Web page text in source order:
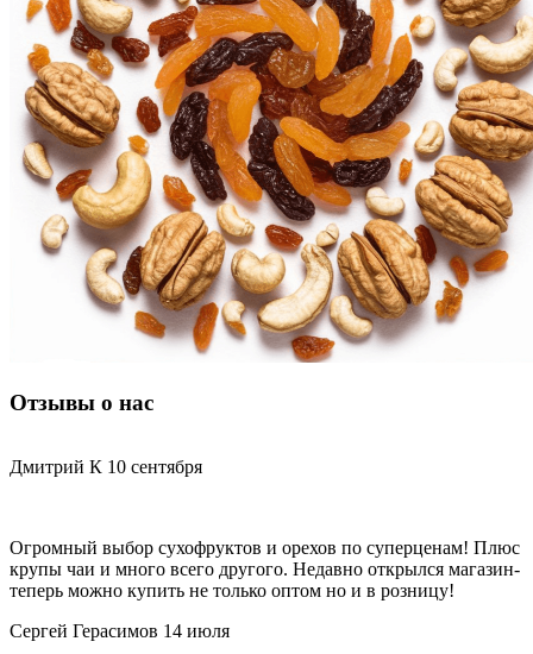
Отзывы о нас
Дмитрий К 10 сентября
Огромный выбор сухофруктов и орехов по суперценам! Плюс
крупы чаи и много всего другого. Недавно открылся магазин-
теперь можно купить не только оптом но и в розницу!
Сергей Герасимов 14 июля